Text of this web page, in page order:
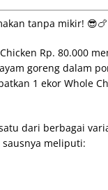
tanpa mikir! 😎🍗
Rp. 80.000
goreng dalam
1 ekor Whole
dari berbagai
meliputi: